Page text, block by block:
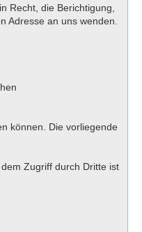
Recht, die Berichtigung,
Adresse an uns wenden.
können. Die vorliegende
Zugriff durch Dritte ist